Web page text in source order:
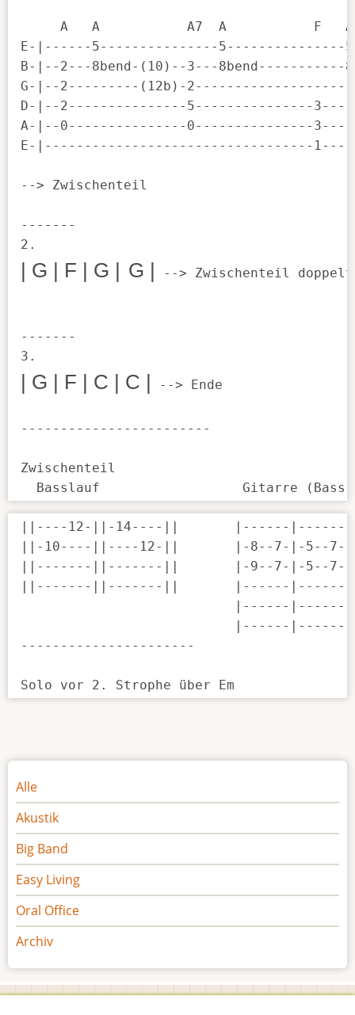
     A   A           A7  A           F   A
E-|------5---------------5---------------
B-|--2---8bend-(10)--3---8bend-----------
G-|--2---------(12b)-
D-|--2---------------5---------------
A-|--0---------------0---------------
E-|----------------------------------
--> Zwischenteil
-------
| G | F | G | G | --> Zwischenteil doppelt
-------
| G | F | C | C | --> Ende
------------------------
Zwischenteil
Basslauf                  Gitarre (Bass
||----12-||-14----||       |------|------|
||-10----||----12-||       |-8--7-|-5--7-|
||-------||-------||       |-9--7-|-5--7-|
||-------||-------||       |------|------|
                           |------|------|
                           |------|------|
----------------------
Noten
Alle
Akustik
Big Band
Easy Living
Oral Office
Archiv